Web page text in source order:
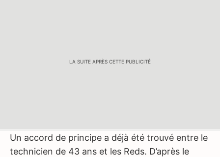
LA SUITE APRÈS CETTE PUBLICITÉ
Un accord de principe a déjà été trouvé entre le
technicien de 43 ans et les Reds. D’après le